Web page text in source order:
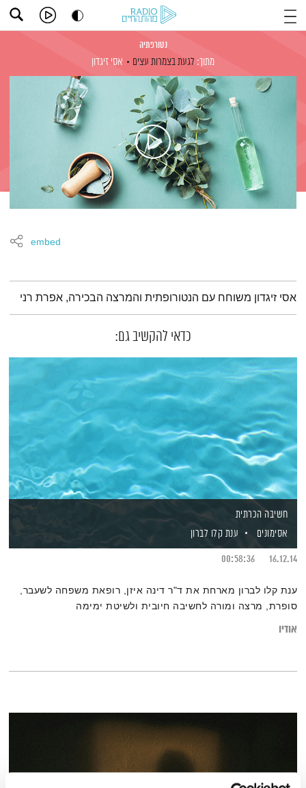
נטורפתיה
מתוך: לגעת בצמרות עצים אסי זיגדון
embed
תמצית הפודקאסט
אסי זיגדון משוחח עם הנטורופתית והמרצה הבכירה, אפרת רני
כדאי להקשיב גם:
חשיבה הכרתית
אסימונים
ענת קלו לברון
16.12.14
00:58:36
ענת קלו לברון מארחת את ד"ר דינה איזן, רופאת משפחה לשעבר,
סופרת, מרצה ומורה לחשיבה חיובית ולשיטת ימימה
אודיו